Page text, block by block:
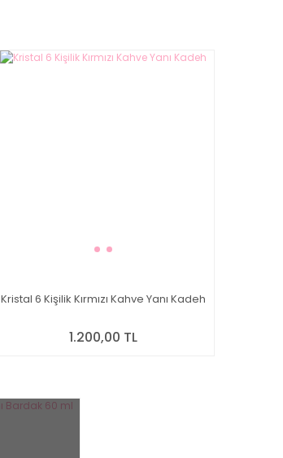
Kristal 6 Kişilik Kırmızı Kahve Yanı Kadeh
1.200,00 TL